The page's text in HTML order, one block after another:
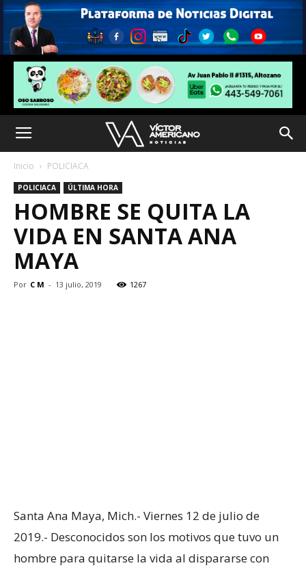
Inicio POLICIACA
POLICIACA ÚLTIMA HORA
HOMBRE SE QUITA LA
VIDA EN SANTA ANA
MAYA
Por C M - 13 julio, 2019 1267
Santa Ana Maya, Mich.- Viernes 12 de julio de
2019.- Desconocidos son los motivos que tuvo un
hombre para quitarse la vida al dispararse con